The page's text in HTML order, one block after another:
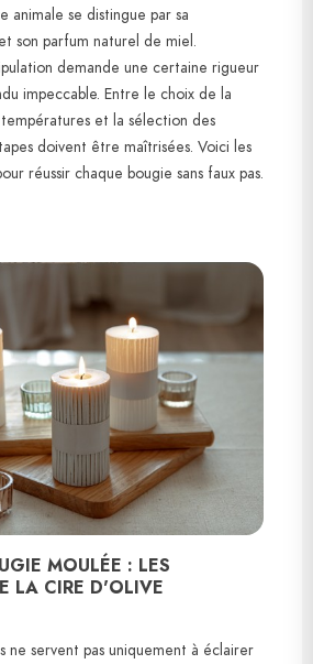
animale se distingue par sa
son parfum naturel de miel.
demande une certaine rigueur
impeccable. Entre le choix de la
et la sélection des
doivent être maîtrisées. Voici les
réussir chaque bougie sans faux pas.
MOULÉE : LES
LA CIRE D'OLIVE
ne servent pas uniquement à éclairer